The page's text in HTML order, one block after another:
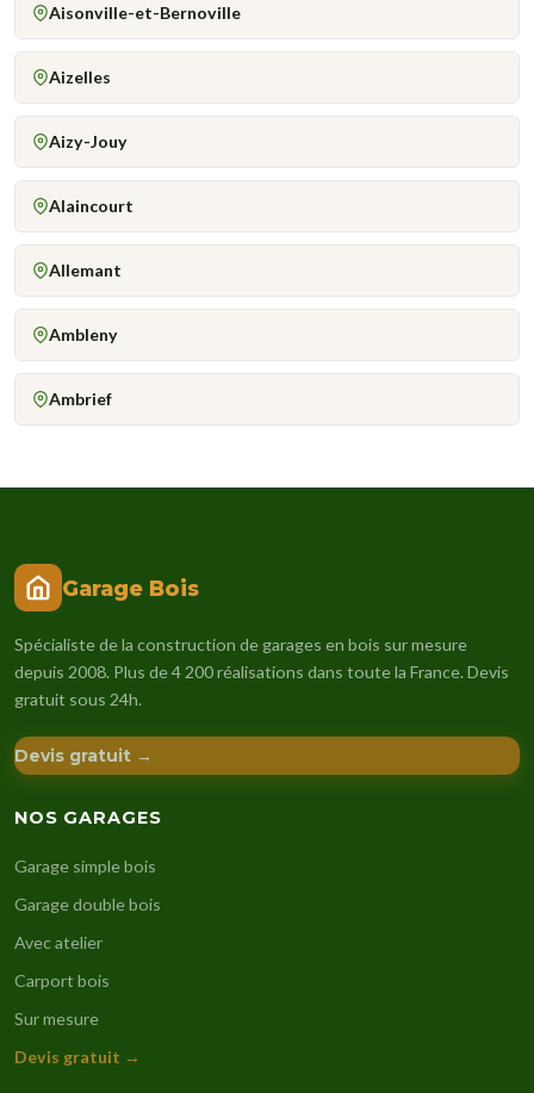
Aisonville-et-Bernoville
Aizelles
Aizy-Jouy
Alaincourt
Allemant
Ambleny
Ambrief
Garage Bois
Spécialiste de la construction de garages en bois sur mesure
depuis 2008. Plus de 4 200 réalisations dans toute la France. Devis
gratuit sous 24h.
Devis gratuit →
NOS GARAGES
Garage simple bois
Garage double bois
Avec atelier
Carport bois
Sur mesure
Devis gratuit →